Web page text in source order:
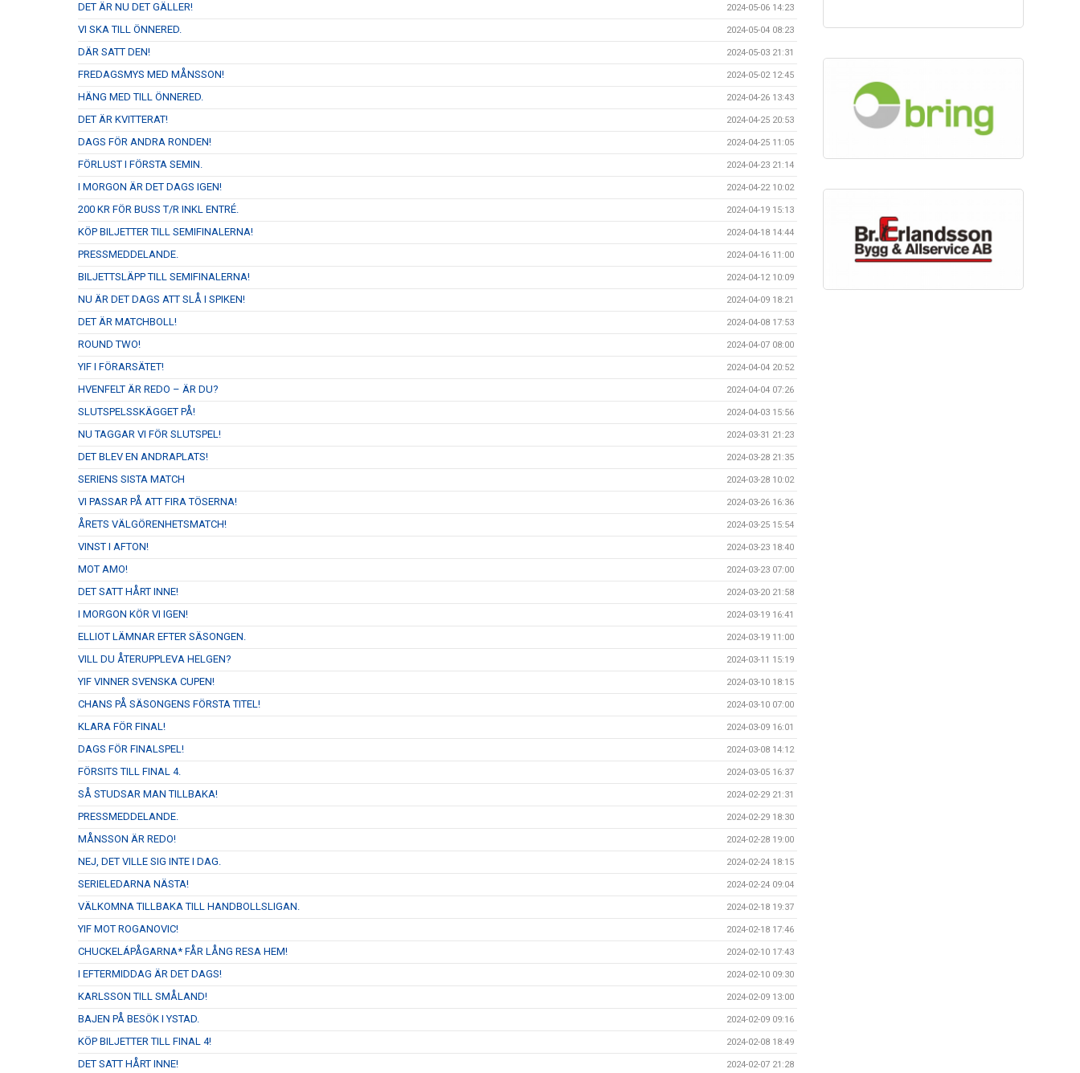
DET ÄR NU DET GÄLLER! 2024-05-06 14:23
VI SKA TILL ÖNNERED. 2024-05-04 08:23
DÄR SATT DEN! 2024-05-03 21:31
FREDAGSMYS MED MÅNSSON! 2024-05-02 12:45
HÄNG MED TILL ÖNNERED. 2024-04-26 13:43
DET ÄR KVITTERAT! 2024-04-25 20:53
DAGS FÖR ANDRA RONDEN! 2024-04-25 11:05
FÖRLUST I FÖRSTA SEMIN. 2024-04-23 21:14
I MORGON ÄR DET DAGS IGEN! 2024-04-22 10:02
200 KR FÖR BUSS T/R INKL ENTRÉ. 2024-04-19 15:13
KÖP BILJETTER TILL SEMIFINALERNA! 2024-04-18 14:44
PRESSMEDDELANDE. 2024-04-16 11:00
BILJETTSLÄPP TILL SEMIFINALERNA! 2024-04-12 10:09
NU ÄR DET DAGS ATT SLÅ I SPIKEN! 2024-04-09 18:21
DET ÄR MATCHBOLL! 2024-04-08 17:53
ROUND TWO! 2024-04-07 08:00
YIF I FÖRARSÄTET! 2024-04-04 20:52
HVENFELT ÄR REDO – ÄR DU? 2024-04-04 07:26
SLUTSPELSSKÄGGET PÅ! 2024-04-03 15:56
NU TAGGAR VI FÖR SLUTSPEL! 2024-03-31 21:23
DET BLEV EN ANDRAPLATS! 2024-03-28 21:35
SERIENS SISTA MATCH 2024-03-28 10:02
VI PASSAR PÅ ATT FIRA TÖSERNA! 2024-03-26 16:36
ÅRETS VÄLGÖRENHETSMATCH! 2024-03-25 15:54
VINST I AFTON! 2024-03-23 18:40
MOT AMO! 2024-03-23 07:00
DET SATT HÅRT INNE! 2024-03-20 21:58
I MORGON KÖR VI IGEN! 2024-03-19 16:41
ELLIOT LÄMNAR EFTER SÄSONGEN. 2024-03-19 11:00
VILL DU ÅTERUPPLEVA HELGEN? 2024-03-11 15:19
YIF VINNER SVENSKA CUPEN! 2024-03-10 18:15
CHANS PÅ SÄSONGENS FÖRSTA TITEL! 2024-03-10 07:00
KLARA FÖR FINAL! 2024-03-09 16:01
DAGS FÖR FINALSPEL! 2024-03-08 14:12
FÖRSITS TILL FINAL 4. 2024-03-05 16:37
SÅ STUDSAR MAN TILLBAKA! 2024-02-29 21:31
PRESSMEDDELANDE. 2024-02-29 18:30
MÅNSSON ÄR REDO! 2024-02-28 19:00
NEJ, DET VILLE SIG INTE I DAG. 2024-02-24 18:15
SERIELEDARNA NÄSTA! 2024-02-24 09:04
VÄLKOMNA TILLBAKA TILL HANDBOLLSLIGAN. 2024-02-18 19:37
YIF MOT ROGANOVIC! 2024-02-18 17:46
CHUCKELÁPÅGARNA* FÅR LÅNG RESA HEM! 2024-02-10 17:43
I EFTERMIDDAG ÄR DET DAGS! 2024-02-10 09:30
KARLSSON TILL SMÅLAND! 2024-02-09 13:00
BAJEN PÅ BESÖK I YSTAD. 2024-02-09 09:16
KÖP BILJETTER TILL FINAL 4! 2024-02-08 18:49
DET SATT HÅRT INNE! 2024-02-07 21:28